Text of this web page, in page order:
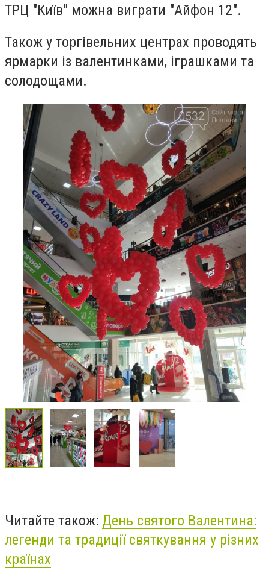
ТРЦ "Київ" можна виграти "Айфон 12".
Також у торгівельних центрах проводять
ярмарки із валентинками, іграшками та
солодощами.
Читайте також: День святого Валентина:
легенди та традиції святкування у різних
країнах